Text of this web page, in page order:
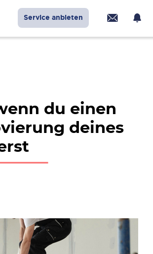
Service anbieten
du einen
deines